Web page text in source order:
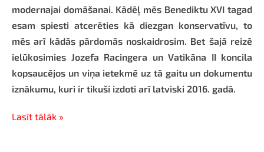
modernajai domāšanai. Kādēļ mēs Benediktu XVI tagad
esam spiesti atcerēties kā diezgan konservatīvu, to
mēs arī kādās pārdomās noskaidrosim. Bet šajā reizē
ielūkosimies Jozefa Racingera un Vatikāna II koncila
kopsaucējos un viņa ietekmē uz tā gaitu un dokumentu
iznākumu, kuri ir tikuši izdoti arī latviski 2016. gadā.
Lasīt tālāk »